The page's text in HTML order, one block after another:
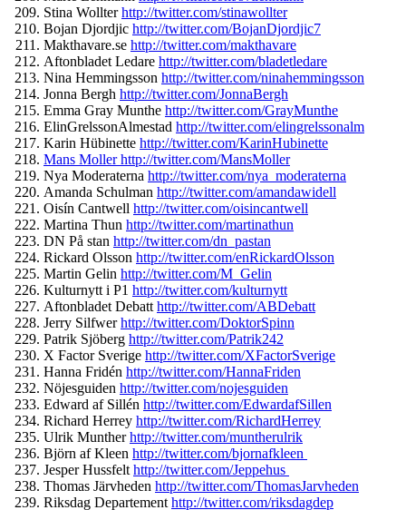
Stina Wollterhttp://twitter.com/stinawollter
Bojan Djordjic http://twitter.com/BojanDjordjic7
Makthavare.se http://twitter.com/makthavare
Aftonbladet Ledare http://twitter.com/bladetledare
Nina Hemmingsson http://twitter.com/ninahemmingsson
Jonna Bergh http://twitter.com/JonnaBergh
Emma Gray Munthe http://twitter.com/GrayMunthe
ElinGrelssonAlmestad http://twitter.com/elingrelssonalm
Karin Hübinette http://twitter.com/KarinHubinette
Mans Moller http://twitter.com/MansMoller
Nya Moderaterna http://twitter.com/nya_moderaterna
Amanda Schulman http://twitter.com/amandawidell
Oisín Cantwell http://twitter.com/oisincantwell
Martina Thun http://twitter.com/martinathun
DN På stan http://twitter.com/dn_ pastan
Rickard Olsson http://twitter.com/enRickardOlsson
Martin Gelin http://twitter.com/M_ Gelin
Kulturnytt i P1 http://twitter.com/kulturnytt
Aftonbladet Debatt http://twitter.com/ABDebatt
Jerry Silfwerhttp://twitter.com/DoktorSpinn
Patrik Sjöberg http://twitter.com/Patrik242
X Factor Sverige http://twitter.com/XFactorSverige
Hanna Fridén http://twitter.com/HannaFriden
Nöjesguiden http://twitter.com/nojesguiden
Edward af Sillén http://twitter.com/EdwardafSillen
Richard Herrey http://twitter.com/RichardHerrey
Ulrik Muntherhttp://twitter.com/muntherulrik
Björn af Kleen http://twitter.com/bjornafkleen
Jesper Hussfelt http://twitter.com/Jeppehus
Thomas Järvheden http://twitter.com/ThomasJarvheden
Riksdag Departement http://twitter.com/riksdagdep